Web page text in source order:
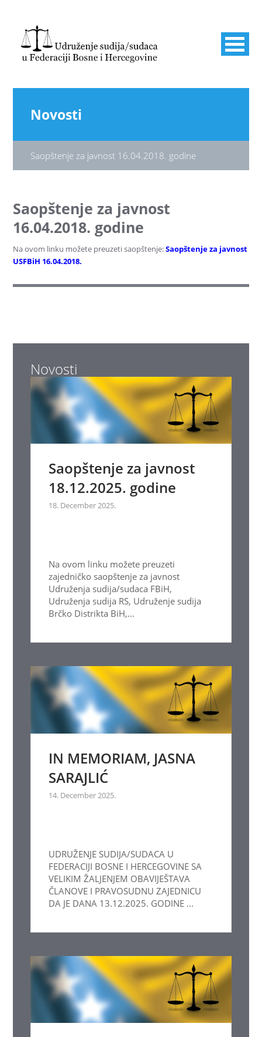
Novosti
Saopštenje za javnost 16.04.2018. godine
Saopštenje za javnost
16.04.2018. godine
Na ovom linku možete preuzeti saopštenje:Saopštenje za javnost
USFBiH 16.04.2018.
Novosti
Saopštenje za javnost
18.12.2025. godine
18. December 2025.
Na ovom linku možete preuzeti
zajedničko saopštenje za javnost
Udruženja sudija/sudaca FBiH,
Udruženja sudija RS, Udruženje sudija
Brčko Distrikta BiH,...
IN MEMORIAM, JASNA
SARAJLIĆ
14. December 2025.
UDRUŽENJE SUDIJA/SUDACA U
FEDERACIJI BOSNE I HERCEGOVINE SA
VELIKIM ŽALJENJEM OBAVIJEŠTAVA
ČLANOVE I PRAVOSUDNU ZAJEDNICU
DA JE DANA 13.12.2025. GODINE ...